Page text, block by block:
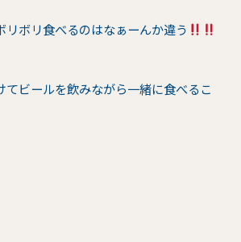
リボリ食べるのはなぁーんか違う
てビールを飲みながら一緒に食べるこ